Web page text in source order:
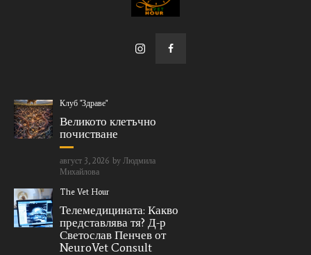
Клуб "Здраве"
Великото клетъчно
почистване
август 3, 2026 by Людмила
Михайлова
The Vet Hour
Телемедицината: Какво
представлява тя? Д-р
Светослав Пенчев от
NeuroVet Consult